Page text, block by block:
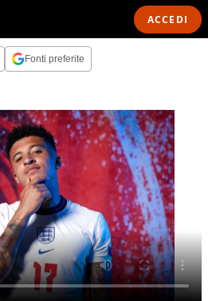
ACCEDI
Fonti preferite